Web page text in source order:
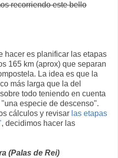
recorriendo este bello
hacer es planificar las etapas
165 km (aprox) que separan
La idea es que la
más larga que la del
todo teniendo en cuenta
especie de descenso".
cálculos y revisar las etapas
, decidimos hacer las
(Palas de Rei)